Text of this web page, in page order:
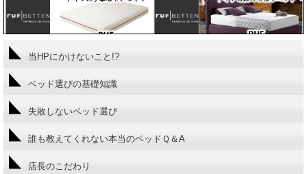
当HPにかけないこと!?
ベッド選びの基礎知識
失敗しないベッド選び
誰も教えてくれない本当のベッドＱ＆A
店長のこだわり